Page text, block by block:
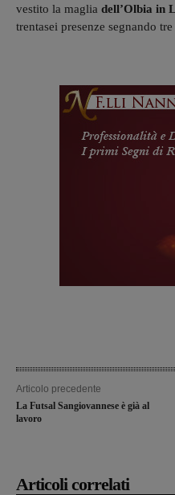
vestito la maglia dell’Olbia in
trentasei presenze segnando
Articolo precedente
La Futsal Sangiovannese è già al
lavoro
Articoli correlati